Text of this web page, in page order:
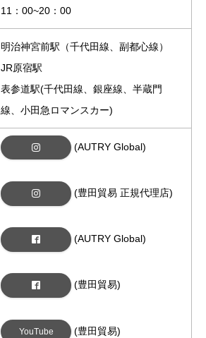
11：00~20：00
明治神宮前駅（千代田線、副都心線）
JR原宿駅
表参道駅(千代田線、銀座線、半蔵門
線、小田急ロマンスカー)
(AUTRY Global)
(豊田貿易 正規代理店)
(AUTRY Global)
(豊田貿易)
YouTube (豊田貿易)